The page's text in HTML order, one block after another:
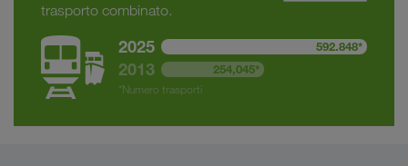
trasporto combinato.
2025 592.848*
2013
254,045*
*Numero trasporti